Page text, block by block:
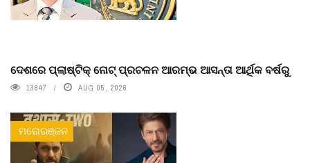
ଦେଶରେ ପ୍ଲାଷ୍ଟିକ୍ ନୋଟ୍‌ ପ୍ରଚଳନ ଆରମ୍ଭ ଆସନ୍ତା ଆର୍ଥିକ ବର୍ଷରୁ
13847 AUG 05, 2026
ମନୋରଞ୍ଜନ